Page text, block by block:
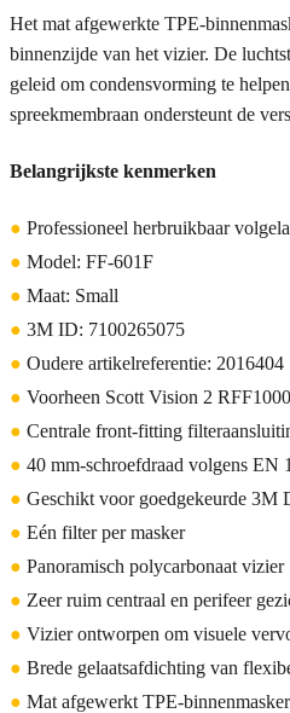
Het mat afgewerkte TPE-
binnenzijde van het vizier. De
geleid om condensvorming te
spreekmembraan ondersteunt de
Belangrijkste kenmerken
● Professioneel herbruikbaar
● Model: FF-601F
● Maat: Small
● 3M ID: 7100265075
● Oudere artikelreferentie: 2016404
● Voorheen Scott Vision 2 RFF1000
● Centrale front-fitting
● 40 mm-schroefdraad volgens EN
● Geschikt voor goedgekeurde 3M
● Eén filter per masker
● Panoramisch polycarbonaat vizier
● Zeer ruim centraal en perifeer
● Vizier ontworpen om visuele
● Brede gelaatsafdichting van
● Mat afgewerkt TPE-binnenmasker